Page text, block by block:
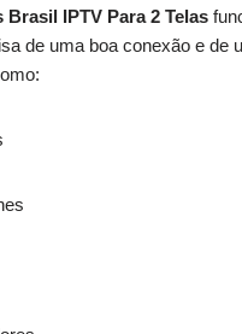
Brasil IPTV Para 2 Telas
de uma boa conexão e de